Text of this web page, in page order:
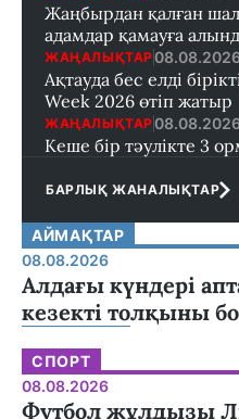
Жаңбырдан қалған
адамдар қамауға
ЖАҢАЛЫҚТАР
Ақтауда бес елді
Week 2026 өтіп жатыр
ЖАҢАЛЫҚТАР
Кеше бір тәулікте 3
БАРЛЫҚ ЖАНАЛЫҚТАР
АЙМАҚТАР
08.08.2026
Алдағы күндері
кезекті толқыны
СПОРТ
08.08.2026
Футбол жұлдызы